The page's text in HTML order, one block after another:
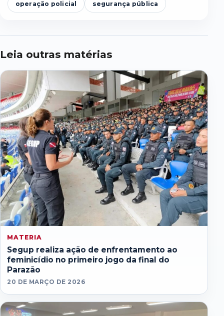
operação policial segurança pública
Leia outras matérias
MATERIA
Segup realiza ação de enfrentamento ao
feminicídio no primeiro jogo da final do
Parazão
20 DE MARÇO DE 2026